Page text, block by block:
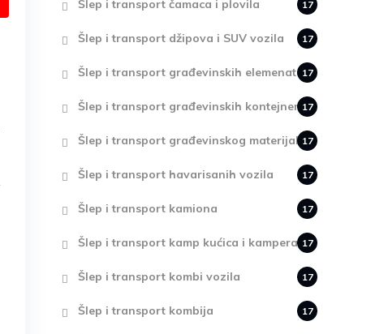
Šlep i transport čamaca i plovila 17
Šlep i transport džipova i SUV vozila 17
Šlep i transport građevinskih elemenata17
Šlep i transport građevinskih kontejnera17
Šlep i transport građevinskog materijala17
Šlep i transport havarisanih vozila 17
Šlep i transport kamiona 17
Šlep i transport kamp kućica i kampera 17
Šlep i transport kombi vozila 17
Šlep i transport kombija 17